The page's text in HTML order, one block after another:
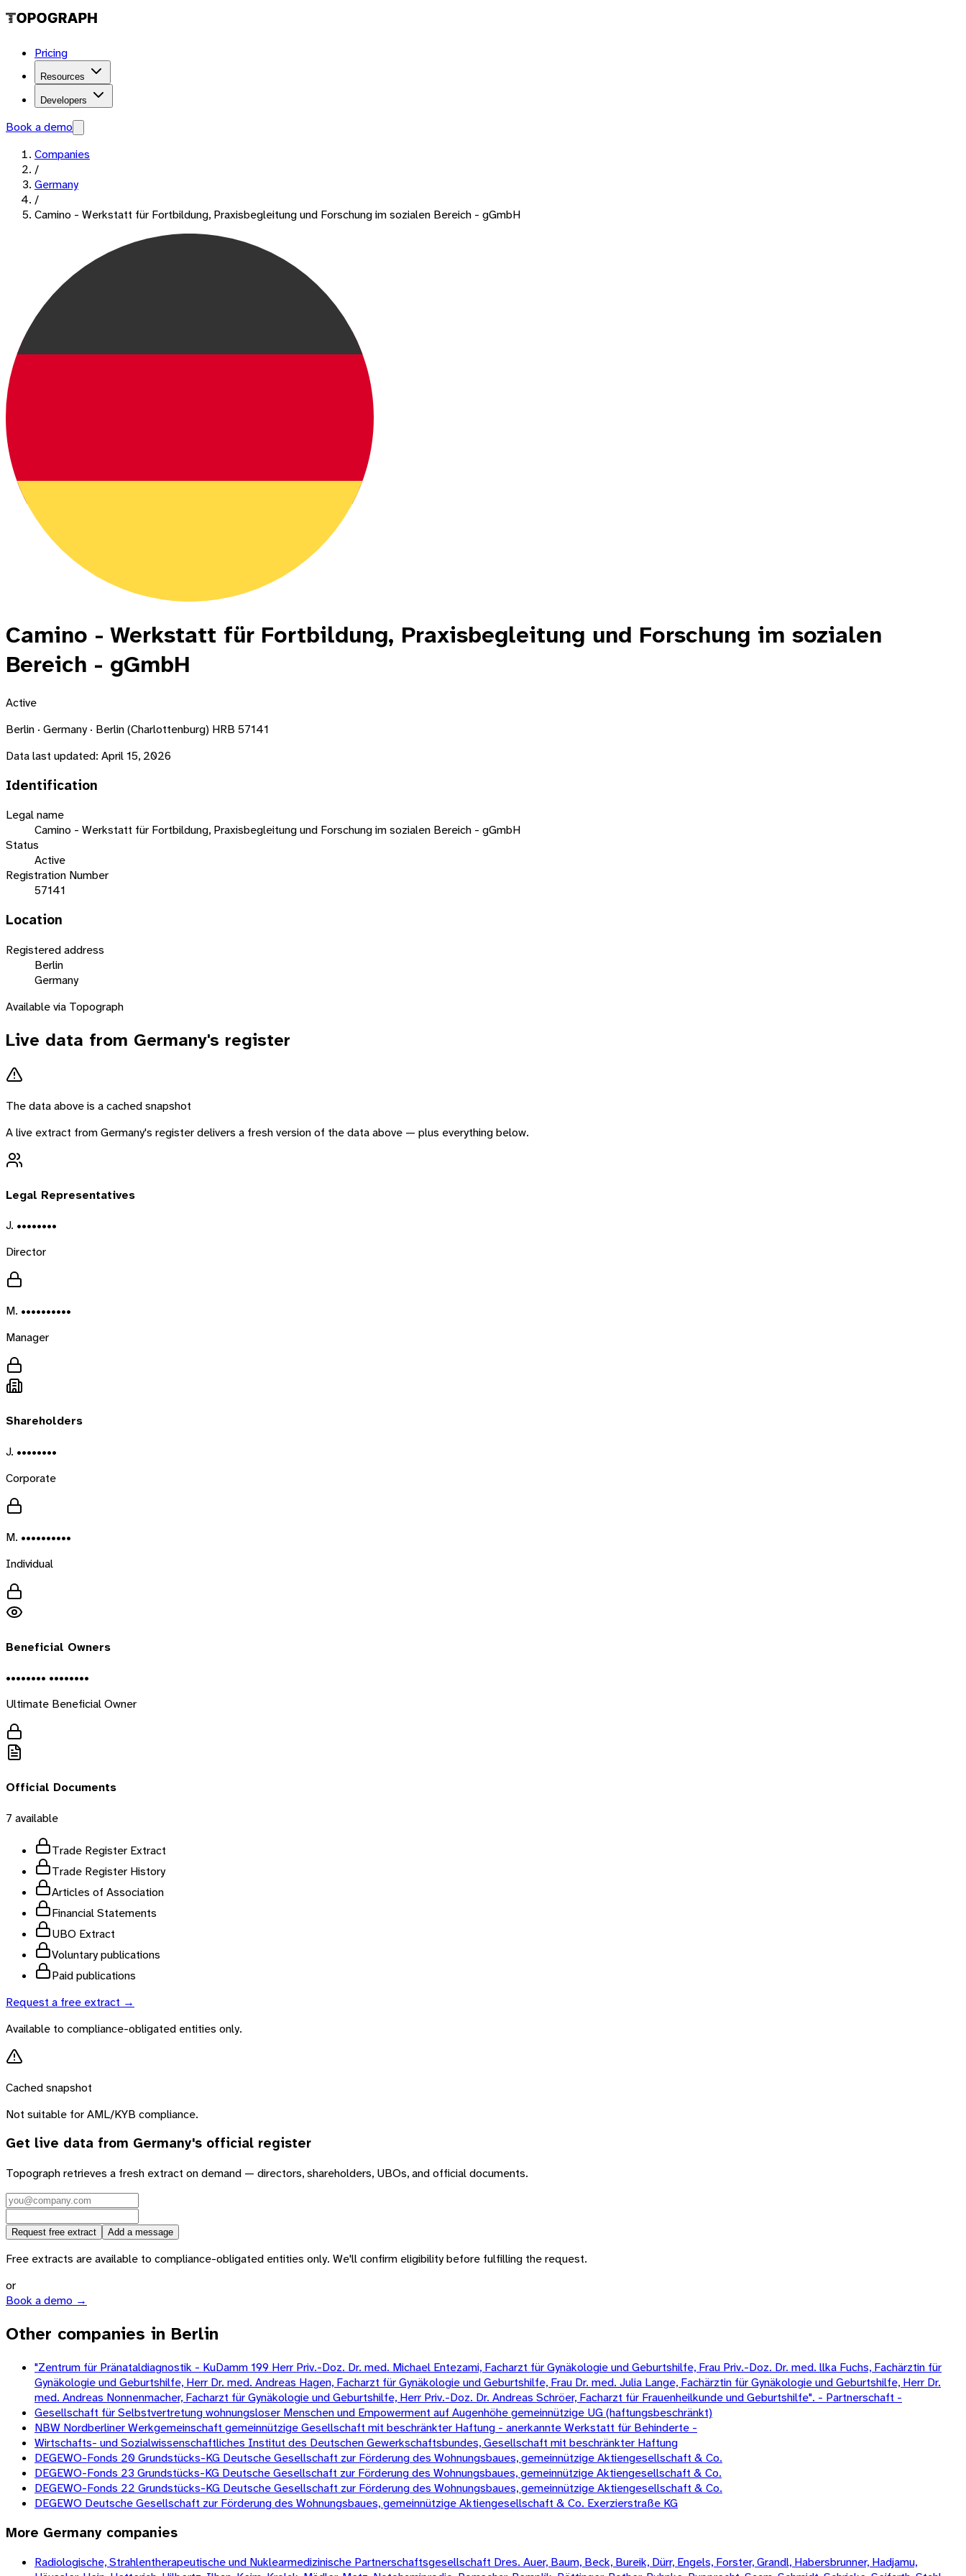
Pricing
Resources
Developers
Book a demo
Companies
/
Germany
/
Camino - Werkstatt für Fortbildung, Praxisbegleitung und Forschung im sozialen Bereich - gGmbH
Camino - Werkstatt für Fortbildung, Praxisbegleitung und Forschung im sozialen
Bereich - gGmbH
Active
Berlin · Germany · Berlin (Charlottenburg) HRB 57141
Data last updated: April 15, 2026
Identification
Legal name
Camino - Werkstatt für Fortbildung, Praxisbegleitung und Forschung im sozialen Bereich - gGmbH
Status
Active
Registration Number
57141
Location
Registered address
Berlin
Germany
Available via Topograph
Live data from Germany's register
The data above is a cached snapshot
A live extract fromGermany's register delivers a fresh version of the data above — plus everything below.
Legal Representatives
J. ••••••••
Director
M. ••••••••••
Manager
Shareholders
J. ••••••••
Corporate
M. ••••••••••
Individual
Beneficial Owners
•••••••• ••••••••
Ultimate Beneficial Owner
Official Documents
7 available
Trade Register Extract
Trade Register History
Articles of Association
Financial Statements
UBO Extract
Voluntary publications
Paid publications
Request a free extract →
Available to compliance-obligated entities only.
Cached snapshot
Not suitable for AML/KYB compliance.
Get live data from Germany's official register
Topograph retrieves a fresh extract on demand — directors, shareholders, UBOs, and official documents.
Request free extract Add a message
Free extracts are available to compliance-obligated entities only. We'll confirm eligibility before fulfilling the request.
or
Book a demo →
Other companies in Berlin
"Zentrum für Pränataldiagnostik - KuDamm 199 Herr Priv.-Doz. Dr. med. Michael Entezami, Facharzt für Gynäkologie und Geburtshilfe, Frau Priv.-Doz. Dr. med. llka Fuchs, Fachärztin für
Gynäkologie und Geburtshilfe, Herr Dr. med. Andreas Hagen, Facharzt für Gynäkologie und Geburtshilfe, Frau Dr. med. Julia Lange, Fachärztin für Gynäkologie und Geburtshilfe, Herr Dr.
med. Andreas Nonnenmacher, Facharzt für Gynäkologie und Geburtshilfe, Herr Priv.-Doz. Dr. Andreas Schröer, Facharzt für Frauenheilkunde und Geburtshilfe". - Partnerschaft -
Gesellschaft für Selbstvertretung wohnungsloser Menschen und Empowerment auf Augenhöhe gemeinnützige UG (haftungsbeschränkt)
NBW Nordberliner Werkgemeinschaft gemeinnützige Gesellschaft mit beschränkter Haftung - anerkannte Werkstatt für Behinderte -
Wirtschafts- und Sozialwissenschaftliches Institut des Deutschen Gewerkschaftsbundes, Gesellschaft mit beschränkter Haftung
DEGEWO-Fonds 20 Grundstücks-KG Deutsche Gesellschaft zur Förderung des Wohnungsbaues, gemeinnützige Aktiengesellschaft & Co.
DEGEWO-Fonds 23 Grundstücks-KG Deutsche Gesellschaft zur Förderung des Wohnungsbaues, gemeinnützige Aktiengesellschaft & Co.
DEGEWO-Fonds 22 Grundstücks-KG Deutsche Gesellschaft zur Förderung des Wohnungsbaues, gemeinnützige Aktiengesellschaft & Co.
DEGEWO Deutsche Gesellschaft zur Förderung des Wohnungsbaues, gemeinnützige Aktiengesellschaft & Co. Exerzierstraße KG
More Germany companies
Radiologische, Strahlentherapeutische und Nuklearmedizinische Partnerschaftsgesellschaft Dres. Auer, Baum, Beck, Bureik, Dürr, Engels, Forster, Grandl, Habersbrunner, Hadjamu,